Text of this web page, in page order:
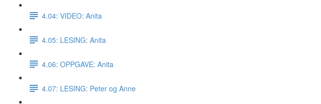
4.04: VIDEO: Anita
4.05: LESING: Anita
4.06: OPPGAVE: Anita
4.07: LESING: Peter og Anne